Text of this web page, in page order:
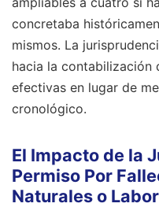
concretaba
mismos. La
hacia la contabilización
efectivas en lugar de
cronológico.
El Impacto de la
Permiso Por
Naturales o